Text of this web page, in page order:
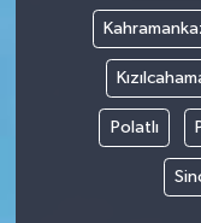
Polatlı